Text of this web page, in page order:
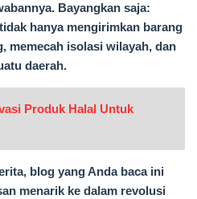
Bayangkan saja:
hanya mengirimkan barang
memecah isolasi wilayah, dan
daerah.
Produk Halal Untuk
blog yang Anda baca ini
menarik ke dalam revolusi